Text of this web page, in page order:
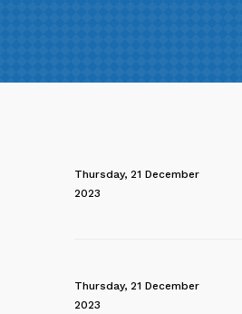
Thursday, 21 December
2023
Thursday, 21 December
2023